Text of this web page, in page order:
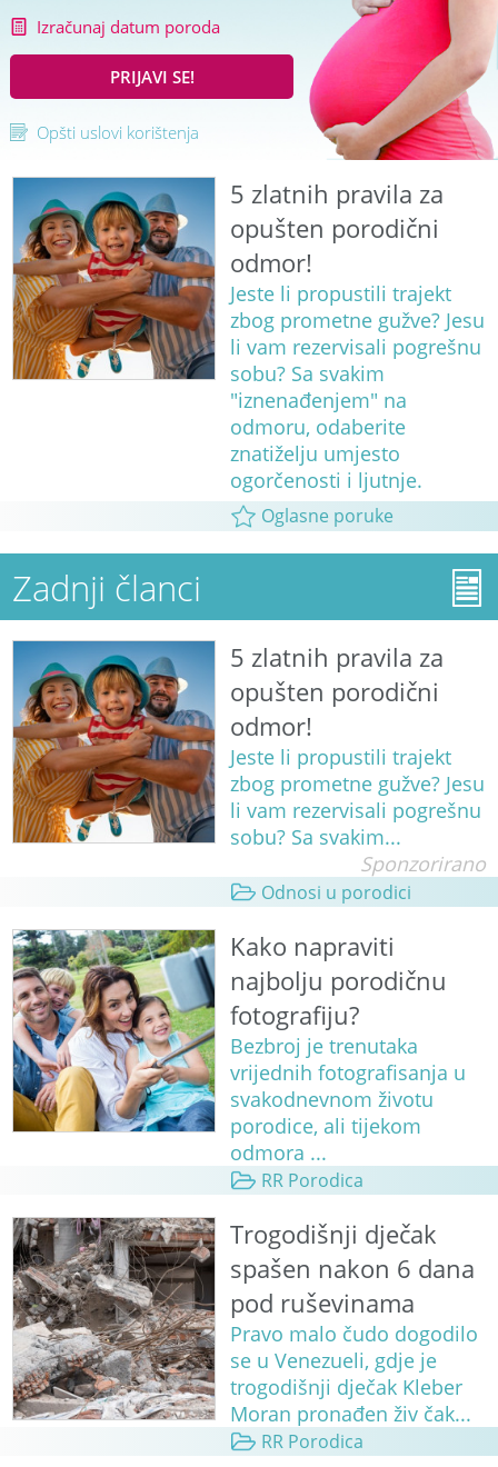
Izračunaj datum poroda
PRIJAVI SE!
Opšti uslovi korištenja
5 zlatnih pravila za
opušten porodični
odmor!
Jeste li propustili trajekt
zbog prometne gužve? Jesu
li vam rezervisali pogrešnu
sobu? Sa svakim
"iznenađenjem" na
odmoru, odaberite
znatiželju umjesto
ogorčenosti i ljutnje.
Oglasne poruke
Zadnji članci
5 zlatnih pravila za
opušten porodični
odmor!
Jeste li propustili trajekt
zbog prometne gužve? Jesu
li vam rezervisali pogrešnu
sobu? Sa svakim...
Sponzorirano
Odnosi u porodici
Kako napraviti
najbolju porodičnu
fotografiju?
Bezbroj je trenutaka
vrijednih fotografisanja u
svakodnevnom životu
porodice, ali tijekom
odmora ...
RR Porodica
Trogodišnji dječak
spašen nakon 6 dana
pod ruševinama
Pravo malo čudo dogodilo
se u Venezueli, gdje je
trogodišnji dječak Kleber
Moran pronađen živ čak...
RR Porodica